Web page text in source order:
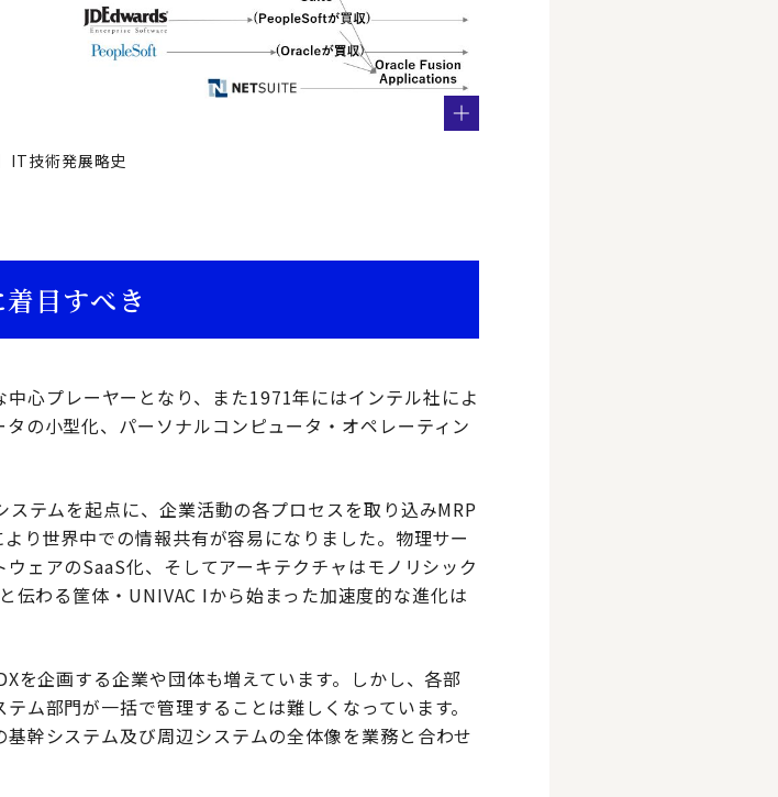
IT技術発展略史
目すべき
心プレーヤーとなり、また1971年にはインテル社によ
の小型化、パーソナルコンピュータ・オペレーティン
テムを起点に、企業活動の各プロセスを取り込みMRP
り世界中での情報共有が容易になりました。物理サー
ェアのSaaS化、そしてアーキテクチャはモノリシック
わる筐体・UNIVAC Ⅰから始まった加速度的な進化は
を企画する企業や団体も増えています。しかし、各部
ム部門が一括で管理することは難しくなっています。
幹システム及び周辺システムの全体像を業務と合わせ